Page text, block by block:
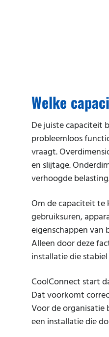
Welke
De juiste capaciteit
probleemloos
vraagt.
en slijtage.
verhoogde
Om de capaciteit te
gebruiksuren,
eigenschappen van
Alleen door deze
installatie die
CoolConnect start
Dat voorkomt
Voor de organisatie
een installatie die